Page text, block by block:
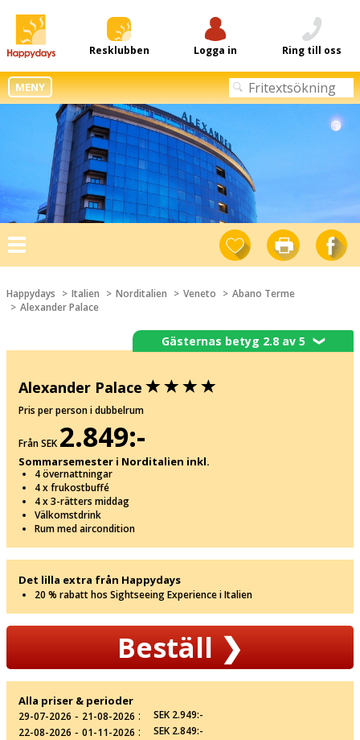
Resklubben Logga in Ring till oss
MENY
Toggle
navigation
Happydays Italien Norditalien Veneto
Abano Terme
Alexander Palace
Gästernas betyg 2.8 av 5❯
Alexander Palace
Pris per person i dubbelrum
Från SEK 2.849:-
Sommarsemester i Norditalien inkl.
4 övernattningar
4 x frukostbuffé
4 x 3-rätters middag
Välkomstdrink
Rum med aircondition
Det lilla extra från Happydays
20 % rabatt hos Sightseeing Experience i Italien
Beställ❯
Alla priser & perioder
29-07-2026 ‐ 21-08-2026 :
SEK 2.949:-
22-08-2026 ‐ 01-11-2026 : SEK 2.849:-